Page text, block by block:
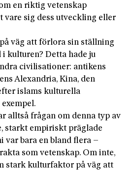
en riktig vetenskap
vare sig dess utveckling eller
väg att förlora sin ställning
i kulturen? Detta hade ju
civilisationer: antikens
Alexandria, Kina, den
islams kulturella
alltså frågan om denna typ av
starkt empiriskt präglade
var bara en bland flera –
som vetenskap. Om inte,
stark kulturfaktor på väg att